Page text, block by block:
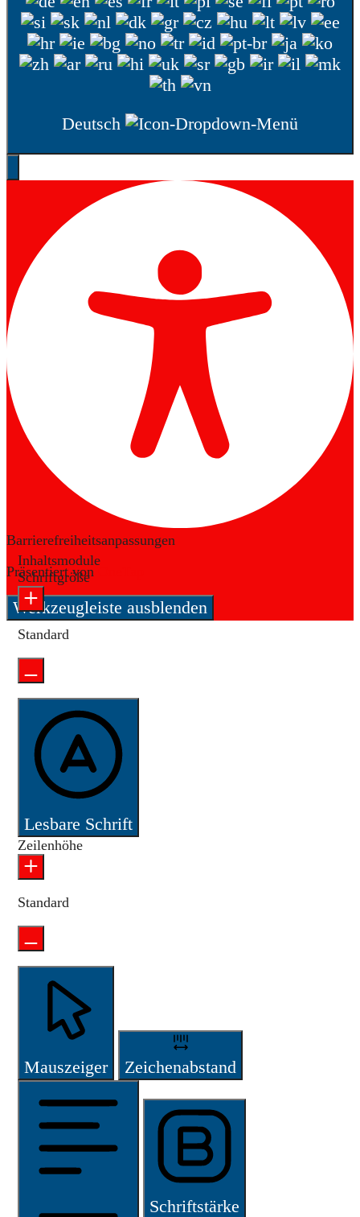
Deutsch
Barrierefreiheitsanpassungen
Präsentiert von
Werkzeugleiste ausblenden
Inhaltsmodule
Schriftgröße
Standard
Lesbare Schrift
Zeilenhöhe
Standard
Mauszeiger Zeichenabstand
Schriftstärke